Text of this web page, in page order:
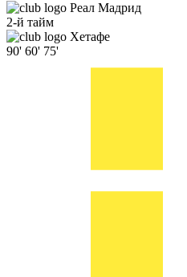
Реал Мадрид
2-й тайм
Хетафе
90' 60' 75'